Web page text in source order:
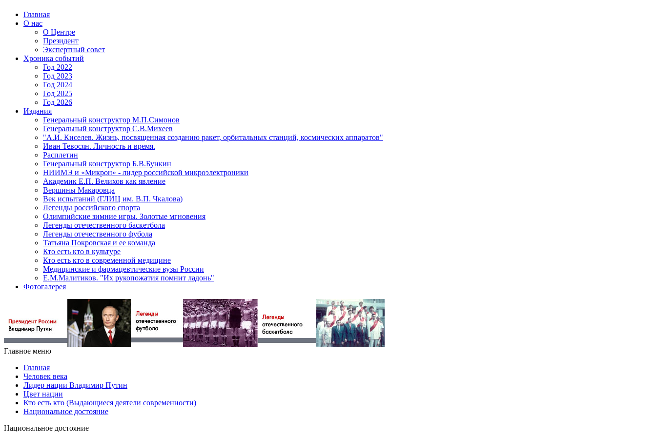
Главная
О нас
О Центре
Президент
Экспертный совет
Хроника событий
Год 2022
Год 2023
Год 2024
Год 2025
Год 2026
Издания
Генеральный конструктор М.П.Симонов
Генеральный конструктор С.В.Михеев
"А.И. Киселев. Жизнь, посвященная созданию ракет, орбитальных станций, космических аппаратов"
Иван Тевосян. Личность и время.
Расплетин
Генеральный конструктор Б.В.Бункин
НИИМЭ и «Микрон» - лидер российской микроэлектроники
Академик Е.П. Велихов как явление
Вершины Макаровца
Век испытаний (ГЛИЦ им. В.П. Чкалова)
Легенды российского спорта
Олимпийские зимние игры. Золотые мгновения
Легенды отечественного баскетбола
Легенды отечественного фубола
Татьяна Покровская и ее команда
Кто есть кто в культуре
Кто есть кто в современной медицине
Медицинские и фармацевтические вузы России
Е.М.Малитиков. "Их рукопожатия помнит ладонь"
Фотогалерея
Главное меню
Главная
Человек века
Лидер нации Владимир Путин
Цвет нации
Кто есть кто (Выдающиеся деятели современности)
Национальное достояние
Национальное достояние